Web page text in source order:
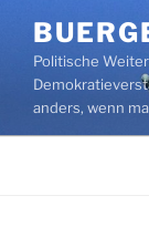
Inhalt
springenPolitische
anders, wenn